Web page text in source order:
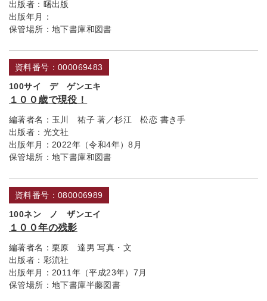
出版者： 曙出版
出版年月：
保管場所： 地下書庫和図書
資料番号：000069483
100サイ デ ゲンエキ
１００歳で現役！
編著者名： 玉川 祐子 著／杉江 松恋 書き手
出版者： 光文社
出版年月： 2022年（令和4年）8月
保管場所： 地下書庫和図書
資料番号：080006989
100ネン ノ ザンエイ
１００年の残影
編著者名： 栗原 達男 写真・文
出版者： 彩流社
出版年月： 2011年（平成23年）7月
保管場所： 地下書庫半藤図書